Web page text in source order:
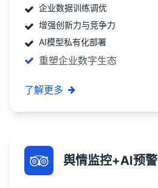
企业数据训练调优
增强创新力与竞争力
AI模型私有化部署
重塑企业数字生态
了解更多
舆情监控+AI预警